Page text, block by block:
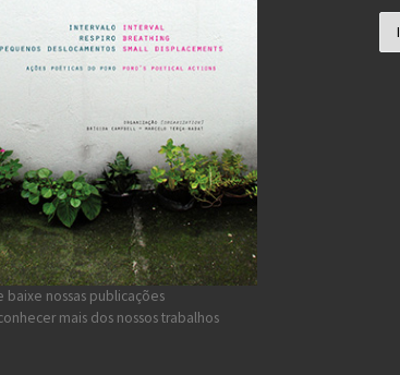
baixe nossas publicações
mais dos nossos trabalhos